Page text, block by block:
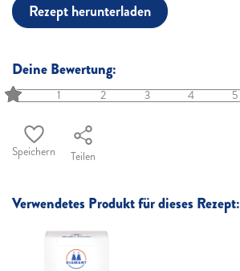
Rezept herunterladen
Deine Bewertung:
1 2 3 4 5
Speichern Teilen
Verwendetes Produkt für dieses Rezept: